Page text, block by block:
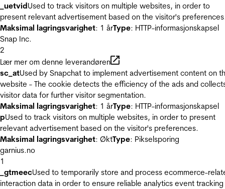
_uetvidUsed to track visitors on multiple websites, in order to
present relevant advertisement based on the visitor's
Maksimal lagringsvarighet: 1 årType: HTTP-informasjonskapsel
Snap Inc.
2
Lær mer om denne leverandøren
sc_atUsed by Snapchat to implement advertisement content on
website - The cookie detects the efficiency of the ads and
visitor data for further visitor segmentation.
Maksimal lagringsvarighet: 1 årType: HTTP-informasjonskapsel
pUsed to track visitors on multiple websites, in order to present
relevant advertisement based on the visitor's preferences.
Maksimal lagringsvarighet: ØktType: Pikselsporing
garnius.no
1
_gtmeecUsed to temporarily store and process ecommerce-
interaction data in order to ensure reliable analytics event tracking